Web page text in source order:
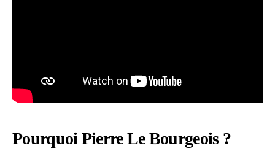
Pourquoi Pierre Le Bourgeois ?